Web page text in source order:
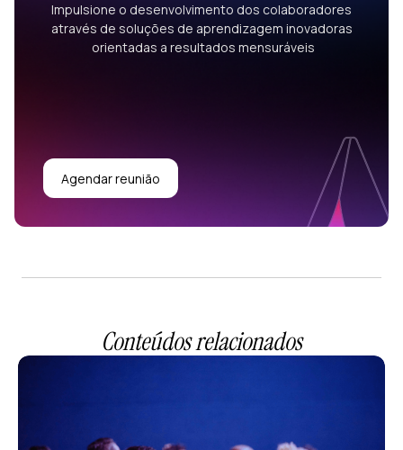
Impulsione o desenvolvimento dos colaboradores
através de soluções de aprendizagem inovadoras
orientadas a resultados mensuráveis
Agendar reunião
Conteúdos relacionados